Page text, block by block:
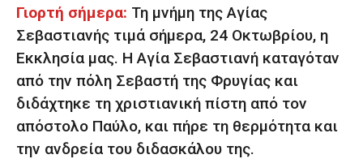
Γιορτή σήμερα: Τη μνήμη της Αγίας
Σεβαστιανής τιμά σήμερα, 24 Οκτωβρίου, η
Εκκλησία μας. Η Αγία Σεβαστιανή καταγόταν
από την πόλη Σεβαστή της Φρυγίας και
διδάχτηκε τη χριστιανική πίστη από τον
απόστολο Παύλο, και πήρε τη θερμότητα και
την ανδρεία του διδασκάλου της.